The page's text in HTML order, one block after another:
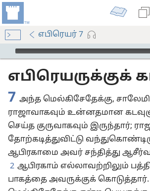
எபிரெயர் 7
Audio Player
எபிரெயருக்குக்
7 அந்த மெல்கிசேதேக்கு,
ராஜாவாகவும் உன்னதமான
செய்த குருவாகவும் இருந்தார்;
தோற்கடித்துவிட்டு
ஆபிரகாமை அவர் சந்தித்து
2 ஆபிரகாம் எல்லாவற்றிலும்
பாகத்தை அவருக்குக் கொடுத்தார்.